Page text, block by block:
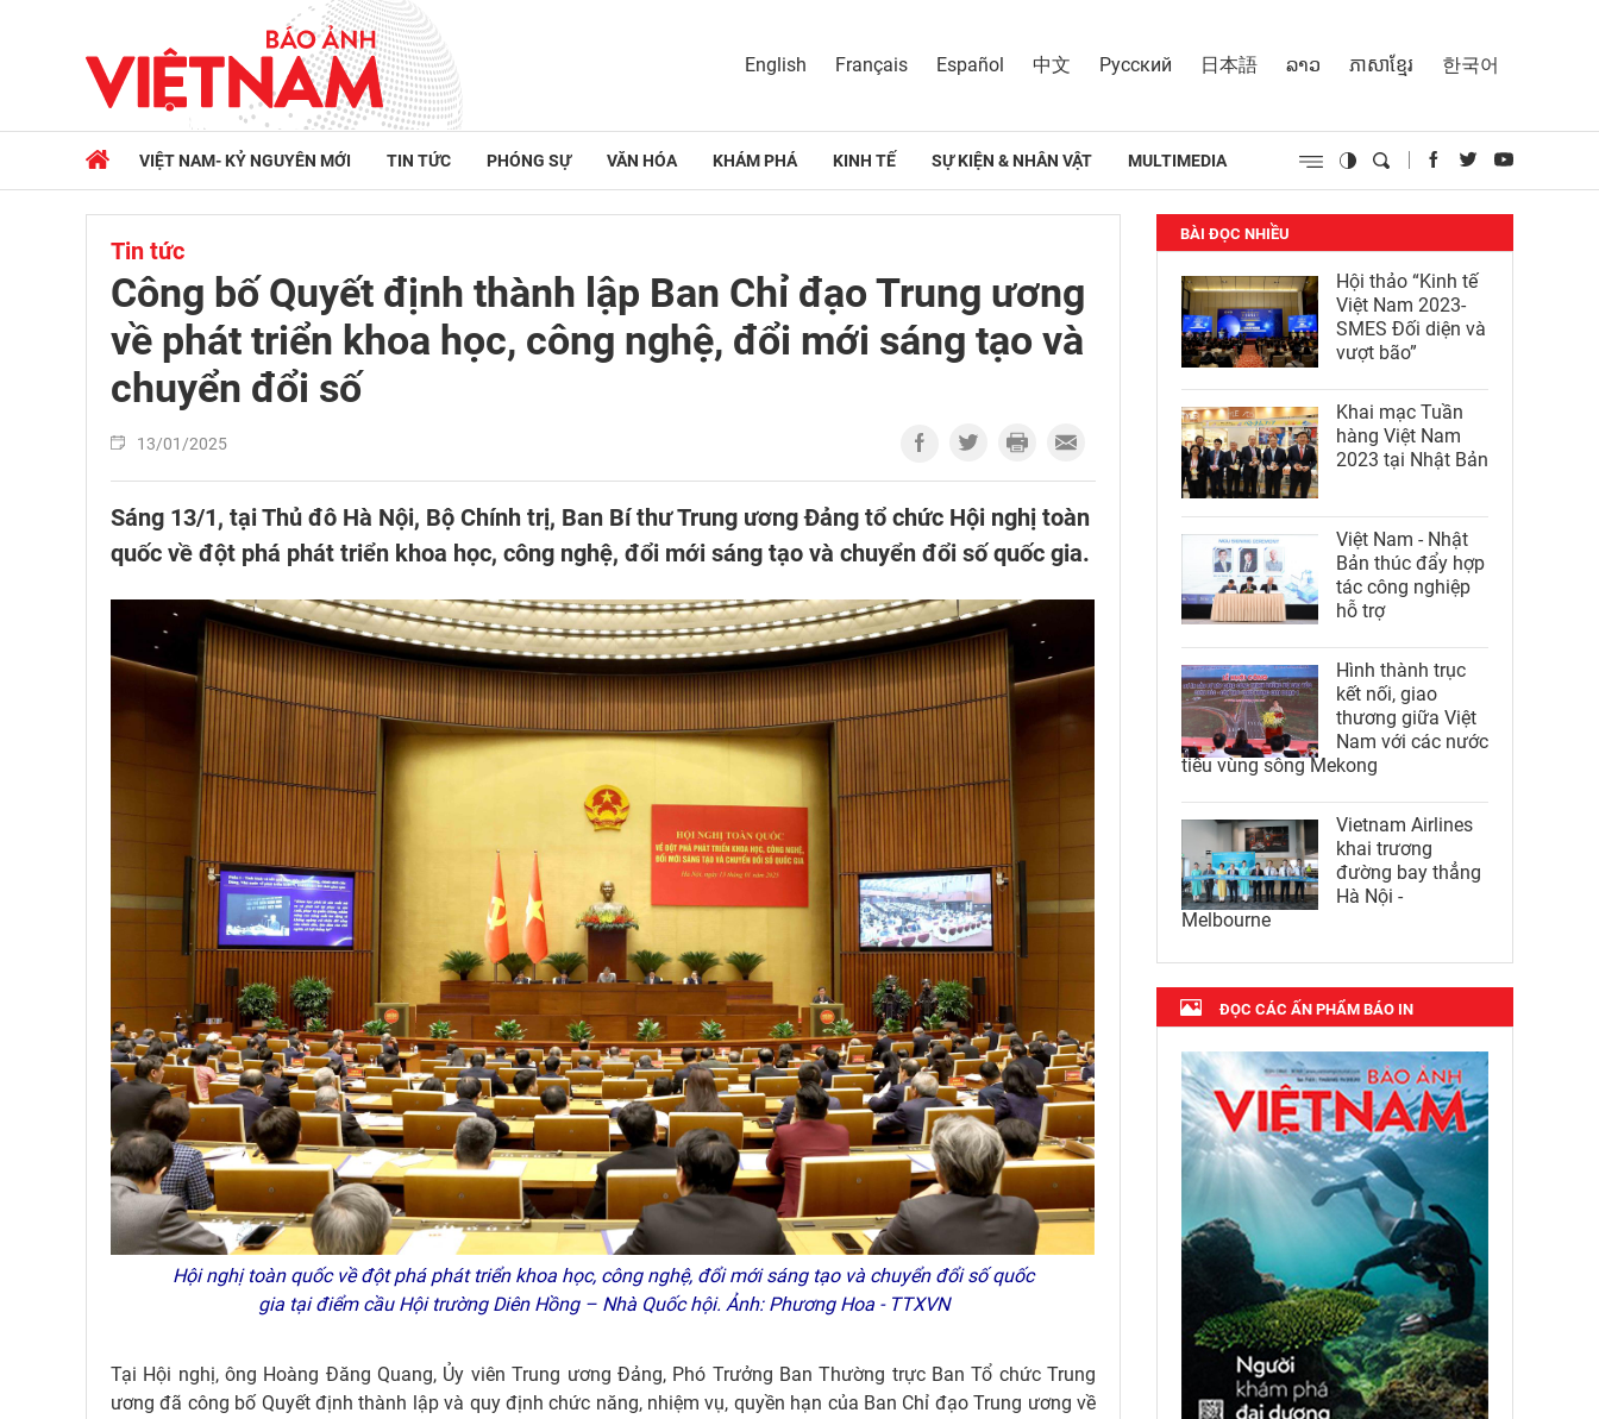
English Français Español 中文 Русский 日本語 ລາວ ភាសាខ្មែរ 한국어
VIỆT NAM- KỶ NGUYÊN MỚI TIN TỨC PHÓNG SỰ VĂN HÓA KHÁM PHÁ KINH TẾ SỰ KIỆN & NHÂN VẬT MULTIMEDIA
Tin tức
Công bố Quyết định thành lập Ban Chỉ đạo Trung ương
về phát triển khoa học, công nghệ, đổi mới sáng tạo và
chuyển đổi số
13/01/2025
Sáng 13/1, tại Thủ đô Hà Nội, Bộ Chính trị, Ban Bí thư Trung ương Đảng tổ chức Hội nghị toàn
quốc về đột phá phát triển khoa học, công nghệ, đổi mới sáng tạo và chuyển đổi số quốc gia.
Hội nghị toàn quốc về đột phá phát triển khoa học, công nghệ, đổi mới sáng tạo và chuyển đổi số quốc
gia tại điểm cầu Hội trường Diên Hồng – Nhà Quốc hội. Ảnh: Phương Hoa - TTXVN
Tại Hội nghị, ông Hoàng Đăng Quang, Ủy viên Trung ương Đảng, Phó Trưởng Ban Thường trực Ban Tổ chức Trung
ương đã công bố Quyết định thành lập và quy định chức năng, nhiệm vụ, quyền hạn của Ban Chỉ đạo Trung ương về
BÀI ĐỌC NHIỀU
Hội thảo “Kinh tế
Việt Nam 2023-
SMES Đối diện và
vượt bão”
Khai mạc Tuần
hàng Việt Nam
2023 tại Nhật Bản
Việt Nam - Nhật
Bản thúc đẩy hợp
tác công nghiệp
hỗ trợ
Hình thành trục
kết nối, giao
thương giữa Việt
Nam với các nước
tiểu vùng sông Mekong
Vietnam Airlines
khai trương
đường bay thẳng
Hà Nội -
Melbourne
ĐỌC CÁC ẤN PHẨM BÁO IN